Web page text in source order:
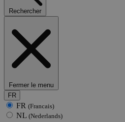
Rechercher
Fermer le menu
FR
FR (Francais)
NL (Nederlands)